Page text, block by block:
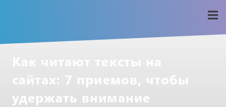
сайтах: 7 приемов, чтобы
удержать внимание